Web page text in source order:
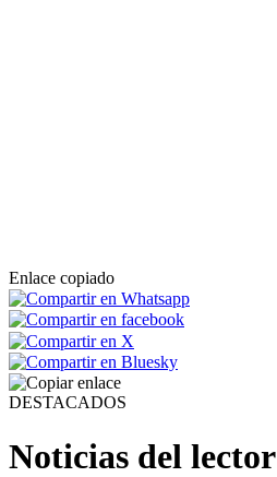
Enlace copiado
DESTACADOS
Noticias del lector